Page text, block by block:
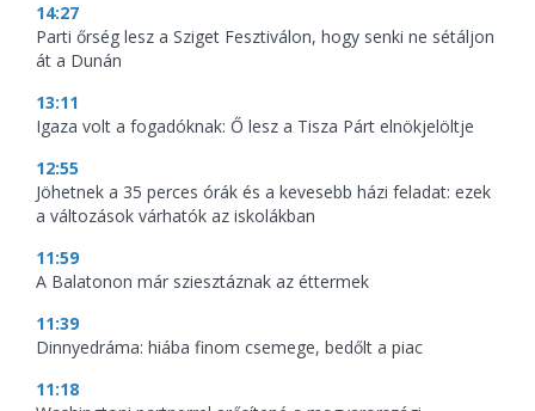
14:27
Parti őrség lesz a Sziget Fesztiválon, hogy senki ne sétáljon
át a Dunán
13:11
Igaza volt a fogadóknak: Ő lesz a Tisza Párt elnökjelöltje
12:55
Jöhetnek a 35 perces órák és a kevesebb házi feladat: ezek
a változások várhatók az iskolákban
11:59
A Balatonon már sziesztáznak az éttermek
11:39
Dinnyedráma: hiába finom csemege, bedőlt a piac
11:18